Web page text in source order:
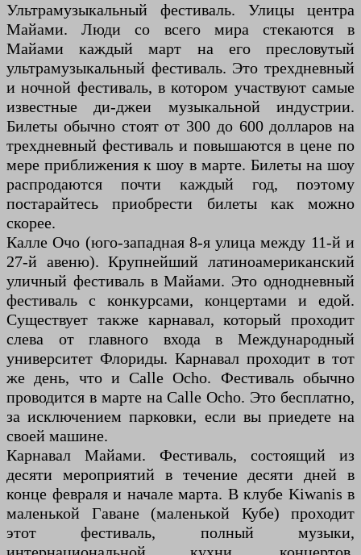
Ультрамузыкальный фестиваль. Улицы центра
Майами. Люди со всего мира стекаются в
Майами каждый март на его пресловутый
ультрамузыкальный фестиваль. Это трехдневный
и ночной фестиваль, в котором участвуют самые
известные ди-джеи музыкальной индустрии.
Билеты обычно стоят от 300 до 600 долларов на
трехдневный фестиваль и повышаются в цене по
мере приближения к шоу в марте. Билеты на шоу
распродаются почти каждый год, поэтому
постарайтесь приобрести билеты как можно
скорее.
Калле Очо (юго-западная 8-я улица между 11-й и
27-й авеню). Крупнейший латиноамериканский
уличный фестиваль в Майами. Это однодневный
фестиваль с конкурсами, концертами и едой.
Существует также карнавал, который проходит
слева от главного входа в Международный
университет Флориды. Карнавал проходит в тот
же день, что и Calle Ocho. Фестиваль обычно
проводится в марте на Calle Ocho. Это бесплатно,
за исключением парковки, если вы приедете на
своей машине.
Карнавал Майами. Фестиваль, состоящий из
десяти мероприятий в течение десяти дней в
конце февраля и начале марта. В клубе Kiwanis в
маленькой Гаване (маленькой Кубе) проходит
этот фестиваль, полный музыки,